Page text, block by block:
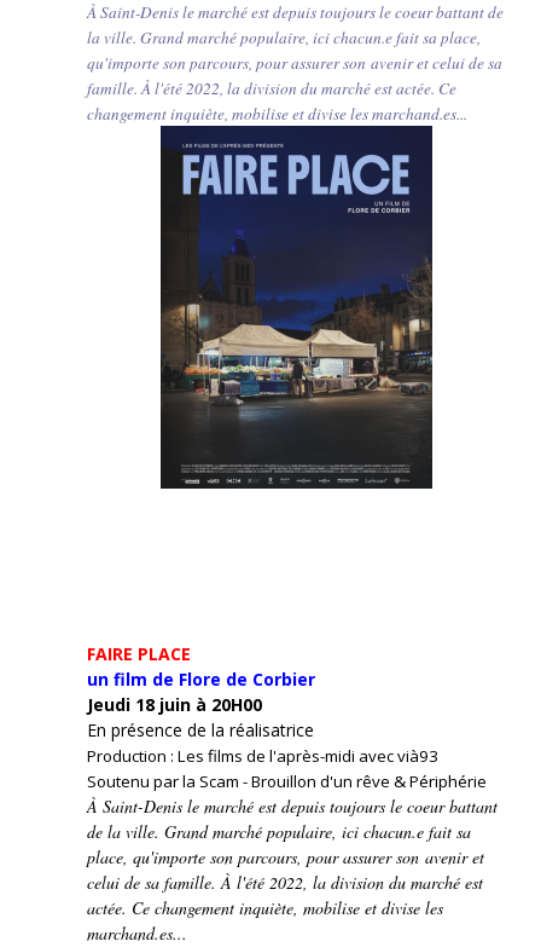
À Saint-Denis le marché est depuis toujours le coeur battant de
la ville. Grand marché populaire, ici chacun.e fait sa place,
qu'importe son parcours, pour assurer son avenir et celui de sa
famille. À l'été 2022, la division du marché est actée. Ce
changement inquiète, mobilise et divise les marchand.es...
FAIRE PLACE
un film de Flore de Corbier
Jeudi 18 juin à 20H00
En présence de la réalisatrice
Production : Les films de l'après-midi avec vià93
Soutenu par la Scam - Brouillon d'un rêve & Périphérie
À Saint-Denis le marché est depuis toujours le coeur battant
de la ville. Grand marché populaire, ici chacun.e fait sa
place, qu'importe son parcours, pour assurer son avenir et
celui de sa famille. À l'été 2022, la division du marché est
actée. Ce changement inquiète, mobilise et divise les
marchand.es...